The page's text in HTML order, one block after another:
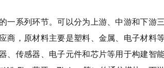
一系列环节。可以分为上游、中游和下游三
商，原材料主要是塑料、金属、电子材料
、传感器、电子元件和芯片等用于构建智